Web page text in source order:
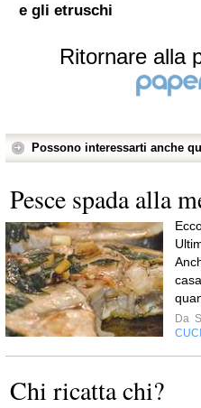
e gli etruschi
Ritornare alla
Possono interessarti anche
Pesce spada alla
Da
Chi ricatta chi?